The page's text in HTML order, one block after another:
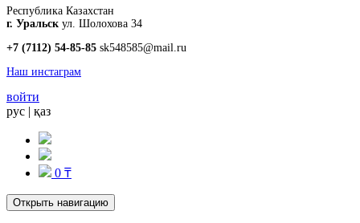
Республика Казахстан
г. Уральск ул. Шолохова 34
+7 (7112) 54-85-85 sk548585@mail.ru
Наш инстаграм
войти
рус | қаз
0 ₸
Открыть навигацию